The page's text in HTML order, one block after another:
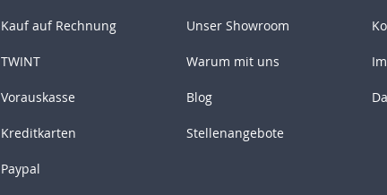
Kauf auf Rechnung
TWINT
Vorauskasse
Kreditkarten
Paypal
Unser Showroom
Warum mit uns
Blog
Stellenangebote